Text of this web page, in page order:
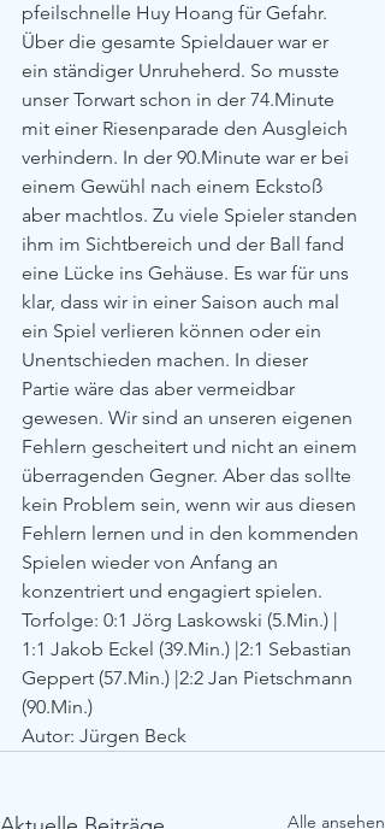
pfeilschnelle Huy Hoang für Gefahr.
Über die gesamte Spieldauer war er
ein ständiger Unruheherd. So musste
unser Torwart schon in der 74.Minute
mit einer Riesenparade den Ausgleich
verhindern. In der 90.Minute war er bei
einem Gewühl nach einem Eckstoß
aber machtlos. Zu viele Spieler standen
ihm im Sichtbereich und der Ball fand
eine Lücke ins Gehäuse. Es war für uns
klar, dass wir in einer Saison auch mal
ein Spiel verlieren können oder ein
Unentschieden machen. In dieser
Partie wäre das aber vermeidbar
gewesen. Wir sind an unseren eigenen
Fehlern gescheitert und nicht an einem
überragenden Gegner. Aber das sollte
kein Problem sein, wenn wir aus diesen
Fehlern lernen und in den kommenden
Spielen wieder von Anfang an
konzentriert und engagiert spielen.
Torfolge: 0:1 Jörg Laskowski (5.Min.) |
1:1 Jakob Eckel (39.Min.) |2:1 Sebastian
Geppert (57.Min.) |2:2 Jan Pietschmann
(90.Min.)
Autor: Jürgen Beck
Alle ansehen